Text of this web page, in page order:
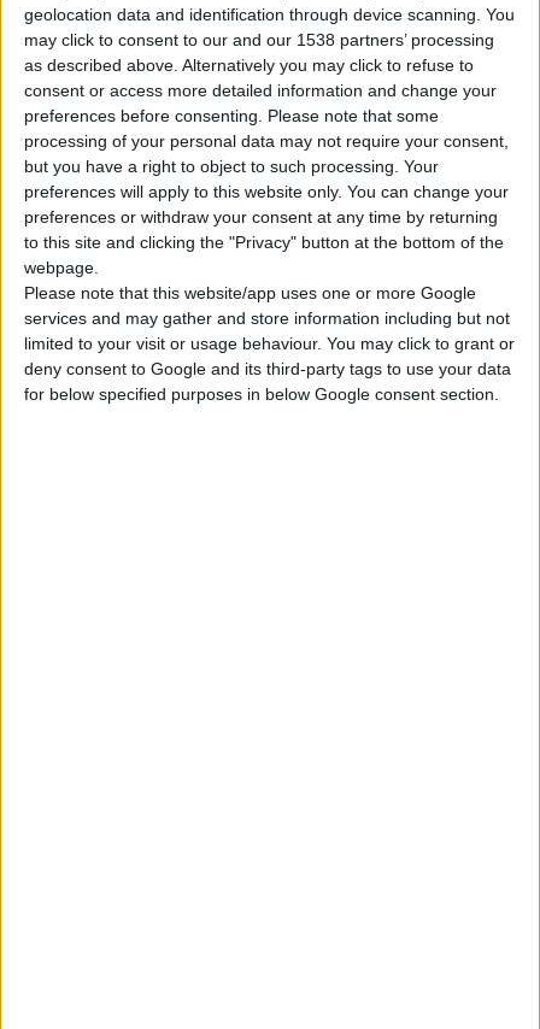
geolocation data and identification through device scanning. You
may click to consent to our and our 1538 partners’ processing
as described above. Alternatively you may click to refuse to
consent or access more detailed information and change your
preferences before consenting.
Please note that some
processing of your personal data may not require your consent,
but you have a right to object to such processing. Your
preferences will apply to this website only. You can change your
preferences or withdraw your consent at any time by returning
to this site and clicking the "Privacy" button at the bottom of the
webpage.
Please note that this website/app uses one or more Google
services and may gather and store information including but not
limited to your visit or usage behaviour. You may click to grant or
deny consent to Google and its third-party tags to use your data
for below specified purposes in below Google consent section.
9/2/2007
Συμπληρώματα διατροφής
Π.Ν. Γερολυμάτος / PUBLI